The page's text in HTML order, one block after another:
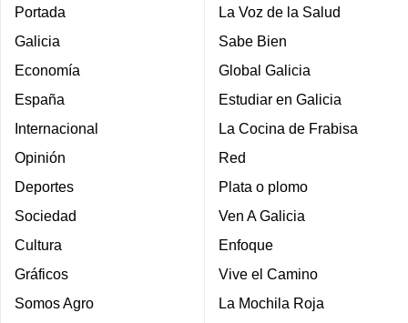
Portada
Galicia
Economía
España
Internacional
Opinión
Deportes
Sociedad
Cultura
Gráficos
Somos Agro
La Voz de la Salud
Sabe Bien
Global Galicia
Estudiar en Galicia
La Cocina de Frabisa
Red
Plata o plomo
Ven A Galicia
Enfoque
Vive el Camino
La Mochila Roja